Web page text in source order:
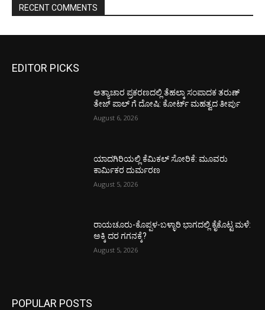
RECENT COMMENTS
EDITOR PICKS
ಅತ್ಯಾಚಾರ ಪ್ರಕರಣದಲ್ಲಿ ತೆಹಲ್ಕಾ ಸಂಪಾದಕ ತರುಣ್‌
ತೇಜ್‌ ಪಾಲ್‌ ಗೆ ದೋಷಿ: ಕೋರ್ಟ್‌ ಮಹತ್ವದ ತೀರ್ಪು
August 6, 2026
ಯಾದಗಿರಿಯಲ್ಲಿ ಕೆಮಿಕಲ್ ಸೋರಿಕೆ: ಮೂವರು
ಕಾರ್ಮಿಕರ ದುರ್ಮರಣ
August 5, 2026
ರಾಯಚೂರು-ಕೊಪ್ಪಳ-ಬಳ್ಳಾರಿ ಭಾಗದಲ್ಲಿ ಕೈಕೊಟ್ಟ ಮಳೆ:
ಅಕ್ಕಿ ದರ ಗಗನಕ್ಕೆ?
August 5, 2026
POPULAR POSTS